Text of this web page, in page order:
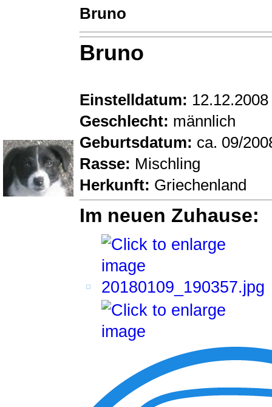
Bruno
Bruno
Einstelldatum:
Geschlecht: männlich
Geburtsdatum: ca. 09/
Rasse: Mischling
Herkunft: Griechenland
Im neuen Zuhause: